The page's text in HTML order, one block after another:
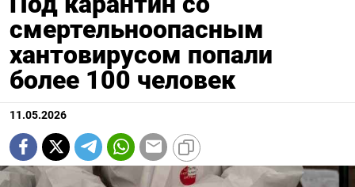
смертельноопасным
хантовирусом попали
более 100 человек
11.05.2026